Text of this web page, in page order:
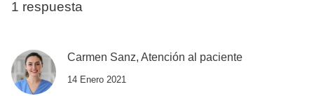
1 respuesta
Carmen Sanz, Atención al paciente
14 Enero 2021